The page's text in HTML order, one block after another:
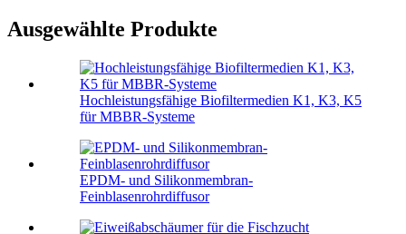
Ausgewählte Produkte
Hochleistungsfähige Biofiltermedien K1, K3, K5
für MBBR-Systeme
EPDM- und Silikonmembran-
Feinblasenrohrdiffusor